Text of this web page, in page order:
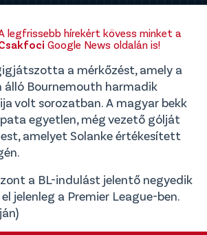
legfrissebb hírekért kövess minket a
Google News oldalán is!
a mérkőzést, amely a
álló Bournemouth harmadik
volt sorozatban. A magyar bekk
egyetlen, még vezető gólját
amelyet Solanke értékesített
a BL-indulást jelentő negyedik
jelenleg a Premier League-ben.